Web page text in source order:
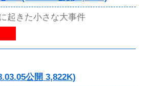
起きた小さな大事件
公開 3,822K)